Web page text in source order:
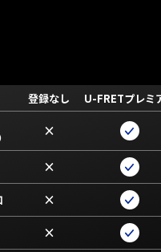
登録なし
U-FRETプレミ
×
×
×
×